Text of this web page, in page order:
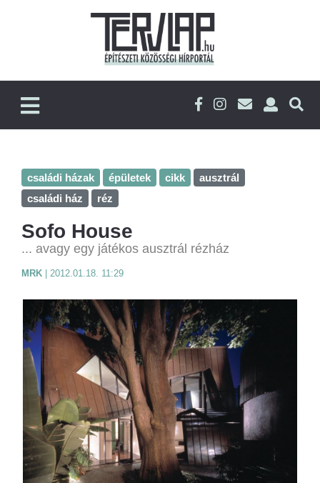
családi házak épületek cikk
ausztrál
családi ház
réz
Sofo House
... avagy egy játékos ausztrál rézház
MRK 2012.01.18. 11:29